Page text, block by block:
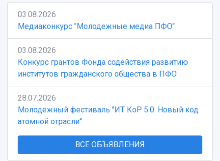
03.08.2026
Медиаконкурс "Молодежные медиа ПФО"
03.08.2026
Конкурс грантов Фонда содействия развитию
институтов гражданского общества в ПФО
28.07.2026
Молодежный фестиваль "ИТ КоР 5.0. Новый код
атомной отрасли"
ВСЕ ОБЪЯВЛЕНИЯ